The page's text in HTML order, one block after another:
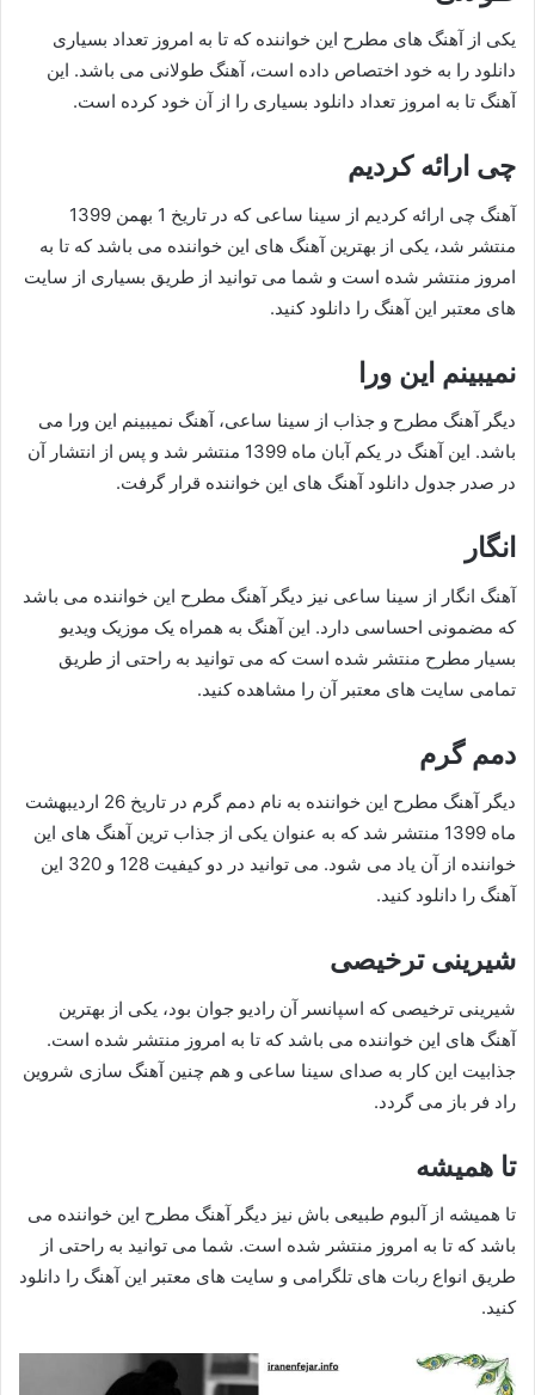
یکی از آهنگ های مطرح این خواننده که تا به امروز تعداد بسیاری
دانلود را به خود اختصاص داده است، آهنگ طولانی می باشد. این
آهنگ تا به امروز تعداد دانلود بسیاری را از آن خود کرده است.
چی ارائه کردیم
آهنگ چی ارائه کردیم از سینا ساعی که در تاریخ 1 بهمن 1399
منتشر شد، یکی از بهترین آهنگ های این خواننده می باشد که تا به
امروز منتشر شده است و شما می توانید از طریق بسیاری از سایت
های معتبر این آهنگ را دانلود کنید.
نمیبینم این ورا
دیگر آهنگ مطرح و جذاب از سینا ساعی، آهنگ نمیبینم این ورا می
باشد. این آهنگ در یکم آبان ماه 1399 منتشر شد و پس از انتشار آن
در صدر جدول دانلود آهنگ های این خواننده قرار گرفت.
انگار
آهنگ انگار از سینا ساعی نیز دیگر آهنگ مطرح این خواننده می باشد
که مضمونی احساسی دارد. این آهنگ به همراه یک موزیک ویدیو
بسیار مطرح منتشر شده است که می توانید به راحتی از طریق
تمامی سایت های معتبر آن را مشاهده کنید.
دمم گرم
دیگر آهنگ مطرح این خواننده به نام دمم گرم در تاریخ 26 اردیبهشت
ماه 1399 منتشر شد که به عنوان یکی از جذاب ترین آهنگ های این
خواننده از آن یاد می شود. می توانید در دو کیفیت 128 و 320 این
آهنگ را دانلود کنید.
شیرینی ترخیصی
شیرینی ترخیصی که اسپانسر آن رادیو جوان بود، یکی از بهترین
آهنگ های این خواننده می باشد که تا به امروز منتشر شده است.
جذابیت این کار به صدای سینا ساعی و هم چنین آهنگ سازی شروین
راد فر باز می گردد.
تا همیشه
تا همیشه از آلبوم طبیعی باش نیز دیگر آهنگ مطرح این خواننده می
باشد که تا به امروز منتشر شده است. شما می توانید به راحتی از
طریق انواع ربات های تلگرامی و سایت های معتبر این آهنگ را دانلود
کنید.